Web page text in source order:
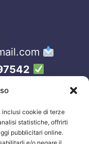
inclusi cookie di terze
statistiche, offrirti
pubblicitari online.